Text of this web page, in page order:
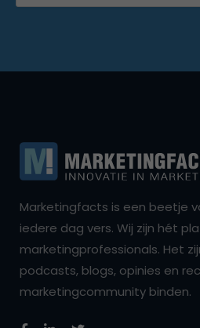
Marketingfacts is een beetje
iedere dag vers. Wij zijn hét
marketingprofessionals. Het
podcasts, blogs, opinies en
marketingcommunity binden.